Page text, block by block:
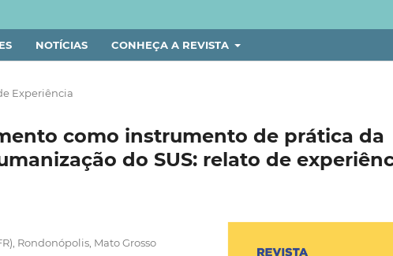
NOTÍCIAS CONHEÇA A REVISTA
Experiência
como instrumento de prática da
do SUS: relato de
Rondonópolis, Mato Grosso